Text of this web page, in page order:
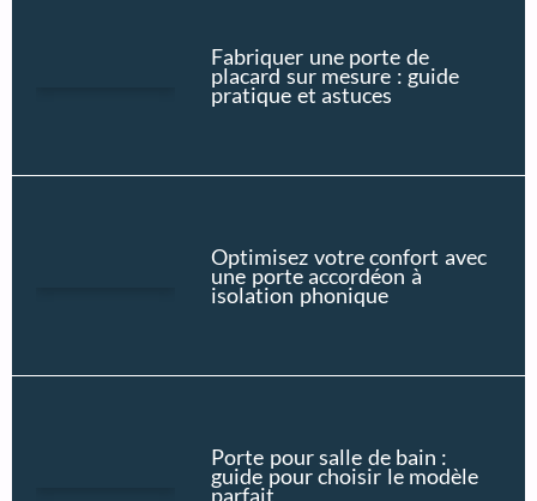
Fabriquer une porte de
placard sur mesure : guide
pratique et astuces
Optimisez votre confort avec
une porte accordéon à
isolation phonique
Porte pour salle de bain :
guide pour choisir le modèle
parfait